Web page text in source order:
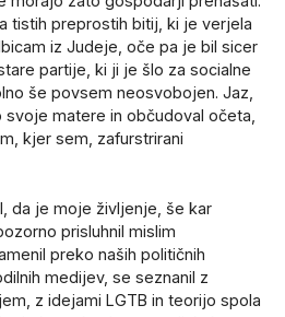
tistih preprostih bitij, ki je verjela
iz Judeje, oče pa je bil sicer
partije, ki ji je šlo za socialne
še povsem neosvobojen. Jaz,
matere in občudoval očeta,
kjer sem, zafurstrirani
da je moje življenje, še kar
prisluhnil mislim
preko naših političnih
medijev, se seznanil z
z idejami LGTB in teorijo spola